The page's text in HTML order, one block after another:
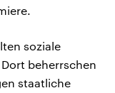
soziale
beherrschen
staatliche